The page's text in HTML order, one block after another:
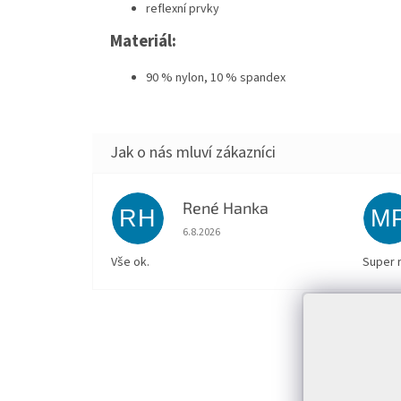
reflexní prvky
Materiál:
90 % nylon, 10 % spandex
RH René Hanka
Hodnocení obchodu je 5 z 5 hvězdiček.
6.8.2026
Vše ok. Super